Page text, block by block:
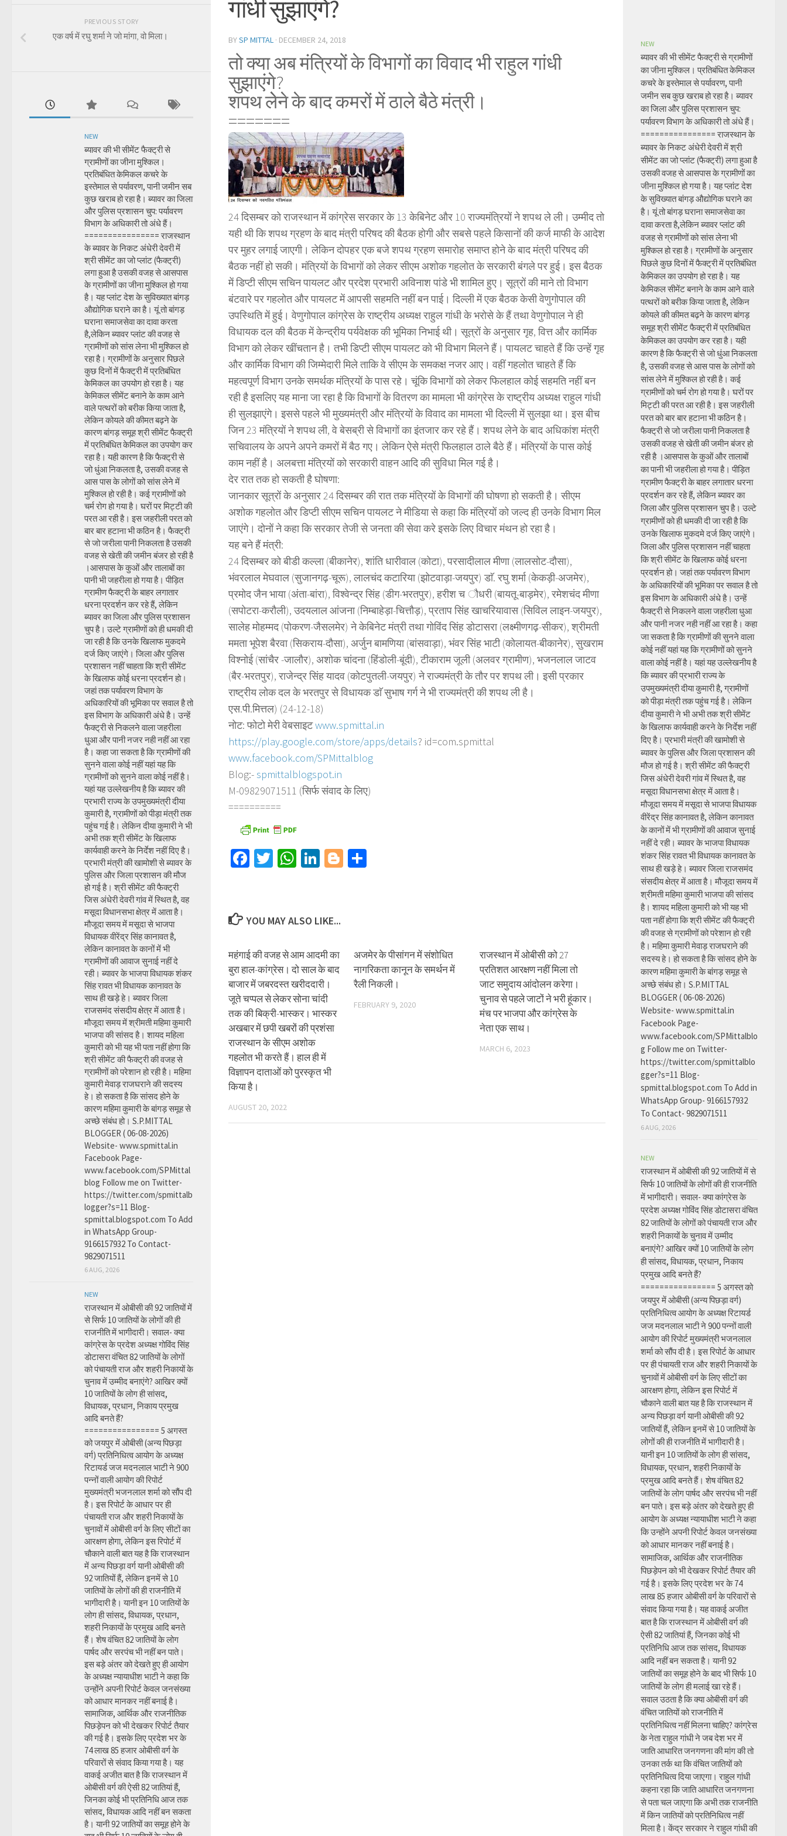
गांधी सुझाएंगे?
BYSP MITTAL · DECEMBER 24, 2018
तो क्या अब मंत्रियों के विभागों का विवाद भी राहुल गांधी
सुझाएंगे?
शपथ लेेने के बाद कमरों में ठाले बैठे मंत्री।
=======
24 दिसम्बर को राजस्थान में कांग्रेस सरकार के 13 केबिनेट और 10 राज्यमंत्रियों ने शपथ ले ली। उम्मीद तो
यही थी कि शपथ ग्रहण के बाद मंत्री परिषद की बैठक होगी और सबसे पहले किसानों की कर्ज माफी के आदेश
पर मुहर लगाई जाएगी। लेकिन दोपहर एक बजे शपथ ग्रहण समारोह समाप्त होने के बाद मंत्री परिषद की
बैठक नहीं हो सकी। मंत्रियों के विभागों को लेकर सीएम अशोक गहलोत के सरकारी बंगले पर हुई। इस बैठक
में डिप्टी सीएम सचिन पायलट और प्रदेश प्रभारी अविनाश पांडे भी शामिल हुए। सूत्रों की माने तो विभाग
बंटवारे पर गहलोत और पायलट में आपसी सहमति नहीं बन पाई। दिल्ली में एक बैठक केसी वेणुगोपाल की
उपस्थिति में हुई। वेणुगोपाल कांग्रेस के राष्ट्रीय अध्यक्ष राहुल गांधी के भरोसे के हैं तथा वेणुगोपाल ने ही
विधायक दल की बैठक में केन्द्रीय पर्यवेक्षक की भूमिका निभाई थी। सूत्रों के अनुसार गृह, वित्त और कार्मिक
विभाग को लेकर खींचतान है। तभी डिप्टी सीएम पायलट को भी विभाग मिलने हैं। पायलट चाहते हैं कि उन्हें गृह
और कार्मिक विभाग की जिम्मेदारी मिले ताकि वे सीएम के समकक्ष नजर आए। वहीं गहलोत चाहते हैं कि
महत्वपूर्ण विभाग उनके समर्थक मंत्रियों के पास रहे। चूंकि विभागों को लेकर फिलहाल कोई सहमति नहीं बन
रही है इसलिए यह माना जा रहा है कि विभागों के वितरण का मामला भी कांग्रेस के राष्ट्रीय अध्यक्ष राहुल गांधी
ही सुलझाएंगे। इससे पहले भी मुख्यमंत्री और मंत्रियों के विवाद का मामला भी दिल्ली में सुलझा था। इस बीच
जिन 23 मंत्रियों ने शपथ ली, वे बेसब्री से विभागों का इंतजार कर रहे हैं। शपथ लेने के बाद अधिकांश मंत्री
सचिवालय के अपने अपने कमरों में बैठ गए। लेकिन ऐसे मंत्री फिलहाल ठाले बैठे हैं। मंत्रियों के पास कोई
काम नहीं है। अलबत्ता मंत्रियों को सरकारी वाहन आदि की सुविधा मिल गई है।
देर रात तक हो सकती है घोषणा:
जानकार सूत्रों के अनुसार 24 दिसम्बर की रात तक मंत्रियों के विभागों की घोषणा हो सकती है। सीएम
अशोक गहलोत और डिप्टी सीएम सचिन पायलट ने मीडिया से कहा कि मंत्रियों को जल्द ही उनके विभाग मिल
जाएंगे। दोनों ने कहा कि सरकार तेजी से जनता की सेवा करे इसके लिए विचार मंथन हो रहा है।
यह बने हैं मंत्री:
24 दिसम्बर को बीडी कल्ला (बीकानेर), शांति धारीवाल (कोटा), परसादीलाल मीणा (लालसोट-दौसा),
भंवरलाल मेघवाल (सुजानगढ़-चूरू), लालचंद कटारिया (झोटवाड़ा-जयपुर) डाॅ. रघु शर्मा (केकड़ी-अजमेर),
प्रमोद जैन भाया (अंता-बांरा), विश्वेन्द्र सिंह (डीग-भरतपुर), हरीश च ौधरी (बायतू-बाड़मेर), रमेशचंद मीणा
(सपोटरा-करौली), उदयलाल आंजना (निम्बाहेड़ा-चित्तौड़), प्रताप सिंह खाचरियावास (सिविल लाइन-जयपुर),
सालेह मोहम्मद (पोकरण-जैसलमेर) ने केबिनेट मंत्री तथा गोविंद सिंह डोटासरा (लक्ष्मीणगढ़-सीकर), श्रीमती
ममता भूपेश बैरवा (सिकराय-दौसा), अर्जुन बामणिया (बांसवाड़ा), भंवर सिंह भाटी (कोलायत-बीकानेर), सुखराम
विश्नोई (सांचैर -जालौर), अशोक चांदना (हिंडोली-बूंदी), टीकाराम जूली (अलवर ग्रामीण), भजनलाल जाटव
(बैर-भरतपुर), राजेन्द्र सिंह यादव (कोटपुतली-जयपुर) ने राज्यमंत्री के तौर पर शपथ ली। इसी प्रकार
राष्ट्रीय लोक दल के भरतपुर से विधायक डाॅ सुभाष गर्ग ने भी राज्यमंत्री की शपथ ली है।
एस.पी.मित्तल) (24-12-18)
नोट: फोटो मेरी वेबसाइटwww.spmittal.in
https://play.google.com/store/apps/details? id=com.spmittal
www.facebook.com/SPMittalblog
Blog:-spmittalblogspot.in
M-09829071511 (सिर्फ संवाद के लिए)
==========
Facebook
TwitterWhatsApp
LinkedIn
Blogger
YOU MAY ALSO LIKE...
महंगाई की वजह से आम आदमी का
बुरा हाल-कांग्रेस। दो साल के बाद
बाजार में जबरदस्त खरीददारी।
जूते चप्पल से लेकर सोना चांदी
तक की बिक्री-भास्कर। भास्कर
अखबार में छपी खबरों की प्रशंसा
राजस्थान के सीएम अशोक
गहलोत भी करते हैं। हाल ही में
विज्ञापन दाताओं को पुरस्कृत भी
किया है।
AUGUST 20, 2022
अजमेर के पीसांगन में संशोधित
नागरिकता कानून के समर्थन में
रैली निकली।
FEBRUARY 9, 2020
राजस्थान में ओबीसी को 27
प्रतिशत आरक्षण नहीं मिला तो
जाट समुदाय आंदोलन करेगा।
चुनाव से पहले जाटों ने भरी हूंकार।
मंच पर भाजपा और कांग्रेस के
नेता एक साथ।
MARCH 6, 2023
PREVIOUS STORY
एक वर्ष में रघु शर्मा ने जो मांगा, वो मिला।
NEW
ब्यावर की भी सीमेंट फैक्ट्री से
ग्रामीणों का जीना मुश्किल।
प्रतिबंधित केमिकल कचरे के
इस्तेमाल से पर्यावरण, पानी जमीन सब
कुछ खराब हो रहा है। ब्यावर का जिला
और पुलिस प्रशासन चुप: पर्यावरण
विभाग के अधिकारी तो अंधे हैं।
================ राजस्थान
के ब्यावर के निकट अंधेरी देवरी में
श्री सीमेंट का जो प्लांट (फैक्ट्री)
लगा हुआ है उसकी वजह से आसपास
के ग्रामीणों का जीना मुश्किल हो गया
है। यह प्लांट देश के सुविख्यात बांगड़
औद्योगिक घराने का है। यूं तो बांगड़
घराना समाजसेवा का दावा करता
है,लेकिन ब्यावर प्लांट की वजह से
ग्रामीणों को सांस लेना भी मुश्किल हो
रहा है। ग्रामीणों के अनुसार पिछले
कुछ दिनों में फैक्ट्री में प्रतिबंधित
केमिकल का उपयोग हो रहा है। यह
केमिकल सीमेंट बनाने के काम आने
वाले पत्थरों को बरीक किया जाता है,
लेकिन कोयले की कीमत बढ़ने के
कारण बांगड़ समूह श्री सीमेंट फैक्ट्री
में प्रतिबंधित केमिकल का उपयोग कर
रहा है। यही कारण है कि फैक्ट्री से
जो धुंआ निकलता है, उसकी वजह से
आस पास के लोगों को सांस लेने में
मुश्किल हो रही है। कई ग्रामीणों को
चर्म रोग हो गया है। घरों पर मिट्टी की
परत आ रही है। इस जहरीली परत को
बार बार हटाना भी कठिन है। फैक्ट्री
से जो जरीला पानी निकलता है उसकी
वजह से खेती की जमीन बंजर हो रही है
।आसपास के कुओं और तालाबों का
पानी भी जहरीला हो गया है। पीड़ित
ग्रामीण फैक्ट्री के बाहर लगातार
धरना प्रदर्शन कर रहे हैं, लेकिन
ब्यावर का जिला और पुलिस प्रशासन
चुप है। उल्टे ग्रामीणों को ही धमकी दी
जा रही है कि उनके खिलाफ मुकदमे
दर्ज किए जाएंगे। जिला और पुलिस
प्रशासन नहीं चाहता कि श्री सीमेंट
के खिलाफ कोई धरना प्रदर्शन हो।
जहां तक पर्यावरण विभाग के
अधिकारियों की भूमिका पर सवाल है तो
इस विभाग के अधिकारी अंधे है। उन्हें
फैक्ट्री से निकलने वाला जहरीला
धुआ और पानी नजर नही नहीं आ रहा
है। कहा जा सकता है कि ग्रामीणों की
सुनने वाला कोई नहीं यहां यह कि
ग्रामीणों को सुनने वाला कोई नहीं है।
यहां यह उल्लेखनीय है कि ब्यावर की
प्रभारी राज्य के उपमुख्यमंत्री दीया
कुमारी है, ग्रामीणों को पीड़ा मंत्री तक
पहुंच गई है। लेकिन दीया कुमारी ने भी
अभी तक श्री सीमेंट के खिलाफ
कार्यवाही करने के निर्देश नहीं दिए है।
प्रभारी मंत्री की खामोशी से ब्यावर के
पुलिस और जिला प्रशासन की मौज
हो गई है। श्री सीमेंट की फैक्ट्री
जिस अंधेरी देवरी गांव में स्थित है, वह
मसूदा विधानसभा क्षेत्र में आता है।
मौजूदा समय में मसूदा से भाजपा
विधायक वीरेंद्र सिंह कानावत है,
लेकिन कानावत के कानों में भी
ग्रामीणों की आवाज सुनाई नहीं दे
रही। ब्यावर के भाजपा विधायक शंकर
सिंह रावत भी विधायक कानावत के
साथ ही खड़े हे। ब्यावर जिला
राजसमंद संसदीय क्षेत्र में आता है।
मौजूदा समय में श्रीमती महिमा कुमारी
भाजपा की सांसद है। शायद महिला
कुमारी को भी यह भी पता नहीं होगा कि
श्री सीमेंट की फैक्ट्री की वजह से
ग्रामीणों को परेशान हो रही है। महिमा
कुमारी मेवाड़ राजघराने की सदस्य
हे। हो सकता है कि सांसद होने के
कारण महिमा कुमारी के बांगड़ समूह से
अच्छे संबंध हो। S.P.MITTAL
BLOGGER ( 06-08-2026)
Website- www.spmittal.in
Facebook Page-
www.facebook.com/SPMittal
blog Follow me on Twitter-
https://twitter.com/spmittalb
logger?s=11 Blog-
spmittal.blogspot.com To Add
in WhatsApp Group-
9166157932 To Contact-
9829071511
6 AUG, 2026
NEW
राजस्थान में ओबीसी की 92 जातियों में
से सिर्फ 10 जातियों के लोगों की ही
राजनीति में भागीदारी। सवाल- क्या
कांग्रेस के प्रदेश अध्यक्ष गोविंद सिंह
डोटासरा वंचित 82 जातियों के लोगों
को पंचायती राज और शहरी निकायों के
चुनाव में उम्मीद बनाएंगे? आखिर क्यों
10 जातियों के लोग ही सांसद,
विधायक, प्रधान, निकाय प्रमुख
आदि बनते हैं?
================ 5 अगस्त
को जयपुर में ओबीसी (अन्य पिछड़ा
वर्ग) प्रतिनिधित्व आयोग के अध्यक्ष
रिटायर्ड जज मदनलाल भाटी ने 900
पन्नों वाली आयोग की रिपोर्ट
मुख्यमंत्री भजनलाल शर्मा को सौंप दी
है। इस रिपोर्ट के आधार पर ही
पंचायती राज और शहरी निकायों के
चुनावों में ओबीसी वर्ग के लिए सीटों का
आरक्षण होगा, लेकिन इस रिपोर्ट में
चौकाने वाली बात यह है कि राजस्थान
में अन्य पिछड़ा वर्ग यानी ओबीसी की
92 जातियों हैं, लेकिन इनमें से 10
जातियों के लोगों की ही राजनीति में
भागीदारी है। यानी इन 10 जातियों के
लोग ही सांसद, विधायक, प्रधान,
शहरी निकायों के प्रमुख आदि बनते
हैं। शेष वंचित 82 जातियों के लोग
पार्षद और सरपंच भी नहीं बन पाते।
इस बड़े अंतर को देखते हुए ही आयोग
के अध्यक्ष न्यायाधीश भाटी ने कहा कि
उन्होंने अपनी रिपोर्ट केवल जनसंख्या
को आधार मानकर नहीं बनाई है।
सामाजिक, आर्थिक और राजनीतिक
पिछड़ेपन को भी देखकर रिपोर्ट तैयार
की गई है। इसके लिए प्रदेश भर के
74 लाख 85 हजार ओबीसी वर्ग के
परिवारों से संवाद किया गया है। यह
वाकई अजीत बात है कि राजस्थान में
ओबीसी वर्ग की ऐसी 82 जातियां हैं,
जिनका कोई भी प्रतिनिधि आज तक
सांसद, विधायक आदि नहीं बन सकता
है। यानी 92 जातियों का समूह होने के
NEW
ब्यावर की भी सीमेंट फैक्ट्री से ग्रामीणों
का जीना मुश्किल। प्रतिबंधित केमिकल
कचरे के इस्तेमाल से पर्यावरण, पानी
जमीन सब कुछ खराब हो रहा है। ब्यावर
का जिला और पुलिस प्रशासन चुप:
पर्यावरण विभाग के अधिकारी तो अंधे हैं।
================ राजस्थान के
ब्यावर के निकट अंधेरी देवरी में श्री
सीमेंट का जो प्लांट (फैक्ट्री) लगा हुआ है
उसकी वजह से आसपास के ग्रामीणों का
जीना मुश्किल हो गया है। यह प्लांट देश
के सुविख्यात बांगड़ औद्योगिक घराने का
है। यूं तो बांगड़ घराना समाजसेवा का
दावा करता है,लेकिन ब्यावर प्लांट की
वजह से ग्रामीणों को सांस लेना भी
मुश्किल हो रहा है। ग्रामीणों के अनुसार
पिछले कुछ दिनों में फैक्ट्री में प्रतिबंधित
केमिकल का उपयोग हो रहा है। यह
केमिकल सीमेंट बनाने के काम आने वाले
पत्थरों को बरीक किया जाता है, लेकिन
कोयले की कीमत बढ़ने के कारण बांगड़
समूह श्री सीमेंट फैक्ट्री में प्रतिबंधित
केमिकल का उपयोग कर रहा है। यही
कारण है कि फैक्ट्री से जो धुंआ निकलता
है, उसकी वजह से आस पास के लोगों को
सांस लेने में मुश्किल हो रही है। कई
ग्रामीणों को चर्म रोग हो गया है। घरों पर
मिट्टी की परत आ रही है। इस जहरीली
परत को बार बार हटाना भी कठिन है।
फैक्ट्री से जो जरीला पानी निकलता है
उसकी वजह से खेती की जमीन बंजर हो
रही है ।आसपास के कुओं और तालाबों
का पानी भी जहरीला हो गया है। पीड़ित
ग्रामीण फैक्ट्री के बाहर लगातार धरना
प्रदर्शन कर रहे हैं, लेकिन ब्यावर का
जिला और पुलिस प्रशासन चुप है। उल्टे
ग्रामीणों को ही धमकी दी जा रही है कि
उनके खिलाफ मुकदमे दर्ज किए जाएंगे।
जिला और पुलिस प्रशासन नहीं चाहता
कि श्री सीमेंट के खिलाफ कोई धरना
प्रदर्शन हो। जहां तक पर्यावरण विभाग
के अधिकारियों की भूमिका पर सवाल है तो
इस विभाग के अधिकारी अंधे है। उन्हें
फैक्ट्री से निकलने वाला जहरीला धुआ
और पानी नजर नही नहीं आ रहा है। कहा
जा सकता है कि ग्रामीणों की सुनने वाला
कोई नहीं यहां यह कि ग्रामीणों को सुनने
वाला कोई नहीं है। यहां यह उल्लेखनीय है
कि ब्यावर की प्रभारी राज्य के
उपमुख्यमंत्री दीया कुमारी है, ग्रामीणों
को पीड़ा मंत्री तक पहुंच गई है। लेकिन
दीया कुमारी ने भी अभी तक श्री सीमेंट
के खिलाफ कार्यवाही करने के निर्देश नहीं
दिए है। प्रभारी मंत्री की खामोशी से
ब्यावर के पुलिस और जिला प्रशासन की
मौज हो गई है। श्री सीमेंट की फैक्ट्री
जिस अंधेरी देवरी गांव में स्थित है, वह
मसूदा विधानसभा क्षेत्र में आता है।
मौजूदा समय में मसूदा से भाजपा विधायक
वीरेंद्र सिंह कानावत है, लेकिन कानावत
के कानों में भी ग्रामीणों की आवाज सुनाई
नहीं दे रही। ब्यावर के भाजपा विधायक
शंकर सिंह रावत भी विधायक कानावत के
साथ ही खड़े हे। ब्यावर जिला राजसमंद
संसदीय क्षेत्र में आता है। मौजूदा समय में
श्रीमती महिमा कुमारी भाजपा की सांसद
है। शायद महिला कुमारी को भी यह भी
पता नहीं होगा कि श्री सीमेंट की फैक्ट्री
की वजह से ग्रामीणों को परेशान हो रही
है। महिमा कुमारी मेवाड़ राजघराने की
सदस्य हे। हो सकता है कि सांसद होने के
कारण महिमा कुमारी के बांगड़ समूह से
अच्छे संबंध हो। S.P.MITTAL
BLOGGER ( 06-08-2026)
Website- www.spmittal.in
Facebook Page-
www.facebook.com/SPMittalblo
g Follow me on Twitter-
https://twitter.com/spmittalblo
gger?s=11 Blog-
spmittal.blogspot.com To Add in
WhatsApp Group- 9166157932
To Contact- 9829071511
6 AUG, 2026
NEW
राजस्थान में ओबीसी की 92 जातियों में से
सिर्फ 10 जातियों के लोगों की ही राजनीति
में भागीदारी। सवाल- क्या कांग्रेस के
प्रदेश अध्यक्ष गोविंद सिंह डोटासरा वंचित
82 जातियों के लोगों को पंचायती राज और
शहरी निकायों के चुनाव में उम्मीद
बनाएंगे? आखिर क्यों 10 जातियों के लोग
ही सांसद, विधायक, प्रधान, निकाय
प्रमुख आदि बनते हैं?
================ 5 अगस्त को
जयपुर में ओबीसी (अन्य पिछड़ा वर्ग)
प्रतिनिधित्व आयोग के अध्यक्ष रिटायर्ड
जज मदनलाल भाटी ने 900 पन्नों वाली
आयोग की रिपोर्ट मुख्यमंत्री भजनलाल
शर्मा को सौंप दी है। इस रिपोर्ट के आधार
पर ही पंचायती राज और शहरी निकायों के
चुनावों में ओबीसी वर्ग के लिए सीटों का
आरक्षण होगा, लेकिन इस रिपोर्ट में
चौकाने वाली बात यह है कि राजस्थान में
अन्य पिछड़ा वर्ग यानी ओबीसी की 92
जातियों हैं, लेकिन इनमें से 10 जातियों के
लोगों की ही राजनीति में भागीदारी है।
यानी इन 10 जातियों के लोग ही सांसद,
विधायक, प्रधान, शहरी निकायों के
प्रमुख आदि बनते हैं। शेष वंचित 82
जातियों के लोग पार्षद और सरपंच भी नहीं
बन पाते। इस बड़े अंतर को देखते हुए ही
आयोग के अध्यक्ष न्यायाधीश भाटी ने कहा
कि उन्होंने अपनी रिपोर्ट केवल जनसंख्या
को आधार मानकर नहीं बनाई है।
सामाजिक, आर्थिक और राजनीतिक
पिछड़ेपन को भी देखकर रिपोर्ट तैयार की
गई है। इसके लिए प्रदेश भर के 74
लाख 85 हजार ओबीसी वर्ग के परिवारों से
संवाद किया गया है। यह वाकई अजीत
बात है कि राजस्थान में ओबीसी वर्ग की
ऐसी 82 जातियां हैं, जिनका कोई भी
प्रतिनिधि आज तक सांसद, विधायक
आदि नहीं बन सकता है। यानी 92
जातियों का समूह होने के बाद भी सिर्फ 10
जातियों के लोग ही मलाई खा रहे हैं।
सवाल उठता है कि क्या ओबीसी वर्ग की
वंचित जातियों को राजनीति में
प्रतिनिधित्व नहीं मिलना चाहिए? कांग्रेस
के नेता राहुल गांधी ने जब देश भर में
जाति आधारित जनगणना की मांग की तो
उनका तर्क था कि वंचित जातियों को
प्रतिनिधित्व दिया जाएगा। राहुल गांधी
कहना रहा कि जाति आधारित जनगणना
से पता चल जाएगा कि अभी तक राजनीति
में किन जातियों को प्रतिनिधित्व नहीं
मिला है। केंद्र सरकार ने राहुल गांधी की